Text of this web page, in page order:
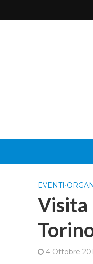
EVENTI•
Visita
4 Ottobre